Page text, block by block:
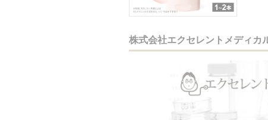
株式会社エクセレントメディカ